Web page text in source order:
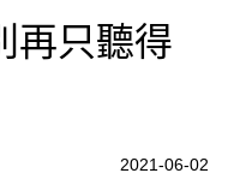
再只聽得
2021-06-02